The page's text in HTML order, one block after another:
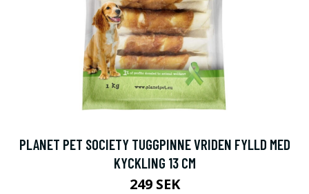
PLANET PET SOCIETY TUGGPINNE VRIDEN FYLLD MED
KYCKLING 13 CM
249 SEK